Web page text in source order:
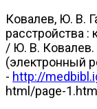
Ковалев, Ю. В.
расстройства :
/ Ю. В.
(электронный
- http://
html/page-